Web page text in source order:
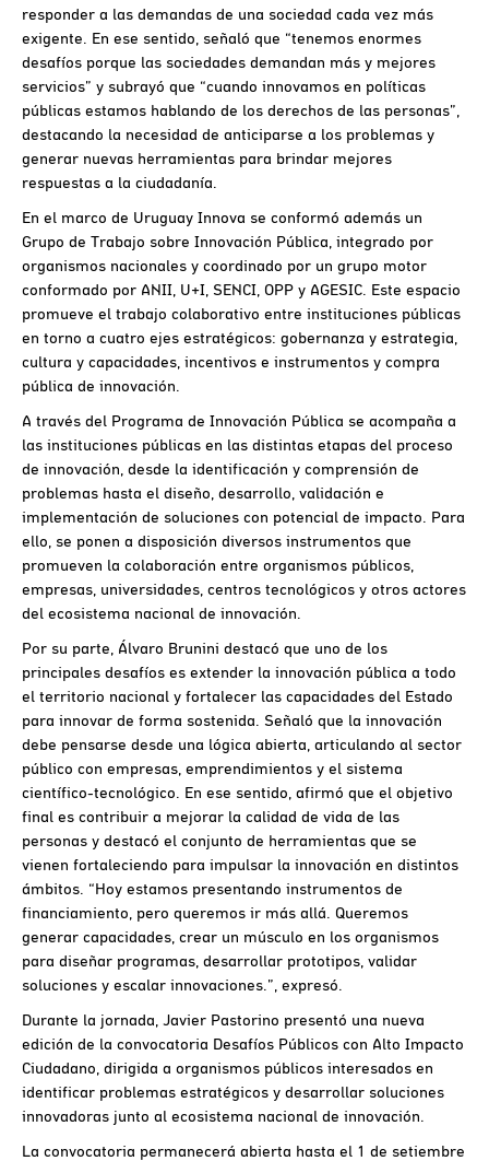
responder a las demandas de una sociedad cada vez más
exigente. En ese sentido, señaló que “tenemos enormes
desafíos porque las sociedades demandan más y mejores
servicios” y subrayó que “cuando innovamos en políticas
públicas estamos hablando de los derechos de las personas”,
destacando la necesidad de anticiparse a los problemas y
generar nuevas herramientas para brindar mejores
respuestas a la ciudadanía.
En el marco de Uruguay Innova se conformó además un
Grupo de Trabajo sobre Innovación Pública, integrado por
organismos nacionales y coordinado por un grupo motor
conformado por ANII, U+I, SENCI, OPP y AGESIC. Este espacio
promueve el trabajo colaborativo entre instituciones públicas
en torno a cuatro ejes estratégicos: gobernanza y estrategia,
cultura y capacidades, incentivos e instrumentos y compra
pública de innovación.
A través del Programa de Innovación Pública se acompaña a
las instituciones públicas en las distintas etapas del proceso
de innovación, desde la identificación y comprensión de
problemas hasta el diseño, desarrollo, validación e
implementación de soluciones con potencial de impacto. Para
ello, se ponen a disposición diversos instrumentos que
promueven la colaboración entre organismos públicos,
empresas, universidades, centros tecnológicos y otros actores
del ecosistema nacional de innovación.
Por su parte, Álvaro Brunini destacó que uno de los
principales desafíos es extender la innovación pública a todo
el territorio nacional y fortalecer las capacidades del Estado
para innovar de forma sostenida. Señaló que la innovación
debe pensarse desde una lógica abierta, articulando al sector
público con empresas, emprendimientos y el sistema
científico-tecnológico. En ese sentido, afirmó que el objetivo
final es contribuir a mejorar la calidad de vida de las
personas y destacó el conjunto de herramientas que se
vienen fortaleciendo para impulsar la innovación en distintos
ámbitos. “Hoy estamos presentando instrumentos de
financiamiento, pero queremos ir más allá. Queremos
generar capacidades, crear un músculo en los organismos
para diseñar programas, desarrollar prototipos, validar
soluciones y escalar innovaciones.”, expresó.
Durante la jornada, Javier Pastorino presentó una nueva
edición de la convocatoria Desafíos Públicos con Alto Impacto
Ciudadano, dirigida a organismos públicos interesados en
identificar problemas estratégicos y desarrollar soluciones
innovadoras junto al ecosistema nacional de innovación.
La convocatoria permanecerá abierta hasta el 1 de setiembre